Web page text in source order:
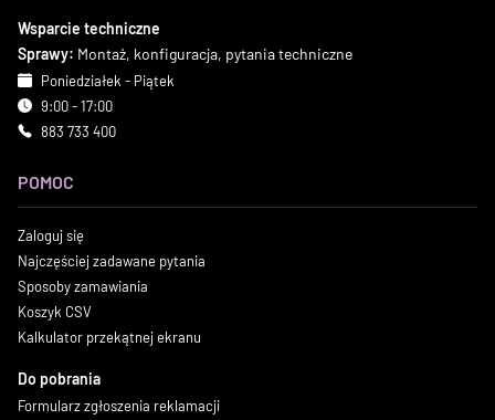
Wsparcie techniczne
Sprawy: Montaż, konfiguracja, pytania techniczne
Poniedziałek - Piątek
9:00 - 17:00
883 733 400
POMOC
Zaloguj się
Najczęściej zadawane pytania
Sposoby zamawiania
Koszyk CSV
Kalkulator przekątnej ekranu
Do pobrania
Formularz zgłoszenia reklamacji